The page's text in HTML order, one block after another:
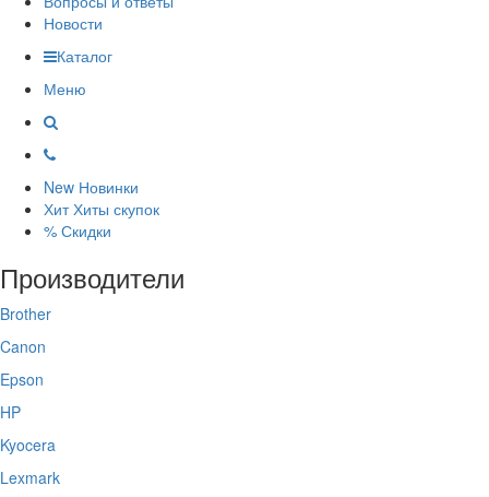
Новости
Каталог
Меню
New Новинки
Хит Хиты скупок
% Скидки
Производители
Brother
Canon
Epson
HP
Kyocera
Lexmark